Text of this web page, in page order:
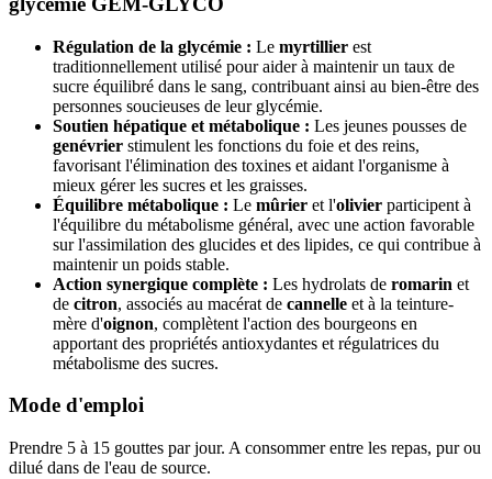
Régulation de la glycémie : Le myrtillier est
traditionnellement utilisé pour aider à maintenir un taux de
sucre équilibré dans le sang, contribuant ainsi au bien-être des
personnes soucieuses de leur glycémie.
Soutien hépatique et métabolique : Les jeunes pousses de
genévrier stimulent les fonctions du foie et des reins,
favorisant l'élimination des toxines et aidant l'organisme à
mieux gérer les sucres et les graisses.
Équilibre métabolique : Le mûrier et l'olivier participent à
l'équilibre du métabolisme général, avec une action favorable
sur l'assimilation des glucides et des lipides, ce qui contribue à
maintenir un poids stable.
Action synergique complète : Les hydrolats de romarin et
de citron, associés au macérat de cannelle et à la teinture-
mère d'oignon, complètent l'action des bourgeons en
apportant des propriétés antioxydantes et régulatrices du
métabolisme des sucres.
Mode d'emploi
Prendre 5 à 15 gouttes par jour. A consommer entre les repas, pur ou
dilué dans de l'eau de source.